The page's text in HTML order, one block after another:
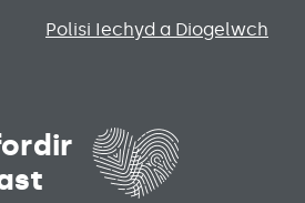
Polisi Iechyd a Diogelwch